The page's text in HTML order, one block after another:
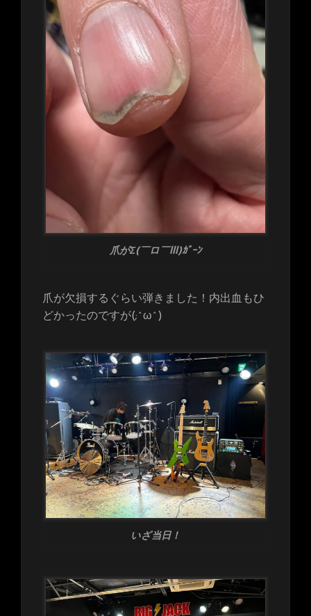
爪がΣ(￣ロ￣lll)ｶﾞｰﾝ
爪が欠損するぐらい弾きました！内出血もひ
どかったのですが(;^ω^)
いざ当日！